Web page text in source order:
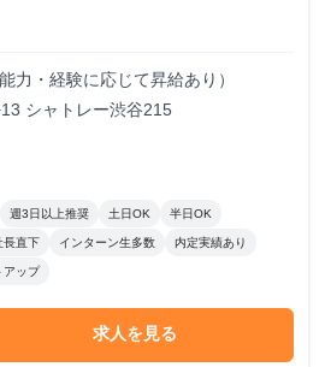
力・経験に応じて昇給あり）
シャトレー渋谷215
週3日以上推奨 土日OK 半日OK
長直下 インターン生多数 内定実績あり
アップ
求人を見る